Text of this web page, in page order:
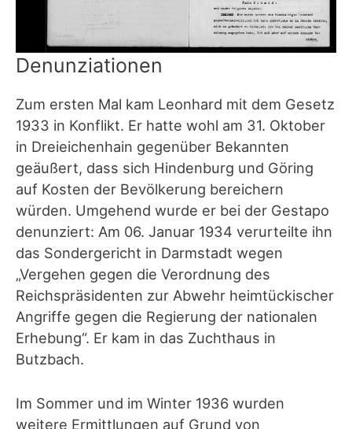
Denunziationen
Zum ersten Mal kam Leonhard mit dem Gesetz
1933 in Konflikt. Er hatte wohl am 31. Oktober
in Dreieichenhain gegenüber Bekannten
geäußert, dass sich Hindenburg und Göring
auf Kosten der Bevölkerung bereichern
würden. Umgehend wurde er bei der Gestapo
denunziert: Am 06. Januar 1934 verurteilte ihn
das Sondergericht in Darmstadt wegen
„Vergehen gegen die Verordnung des
Reichspräsidenten zur Abwehr heimtückischer
Angriffe gegen die Regierung der nationalen
Erhebung“. Er kam in das Zuchthaus in
Butzbach.
Im Sommer und im Winter 1936 wurden
weitere Ermittlungen auf Grund von